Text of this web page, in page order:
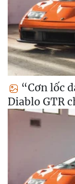
“Cơn lốc
Diablo GTR